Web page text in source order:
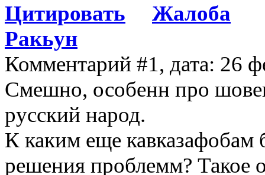
Цитировать
Жалоба
Ракьун
Комментарий #1, дата: 26
Смешно, особенн про
русский народ.
К каким еще кавказафобам
решения проблемм?